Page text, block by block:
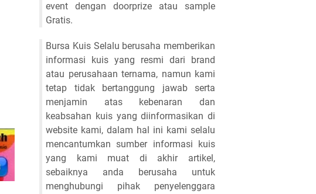
event dengan doorprize atau sample
Gratis.
Bursa Kuis Selalu berusaha memberikan
informasi kuis yang resmi dari brand
atau perusahaan ternama, namun kami
tetap tidak bertanggung jawab serta
menjamin atas kebenaran dan
keabsahan kuis yang diinformasikan di
website kami, dalam hal ini kami selalu
mencantumkan sumber informasi kuis
yang kami muat di akhir artikel,
sebaiknya anda berusaha untuk
menghubungi pihak penyelenggara